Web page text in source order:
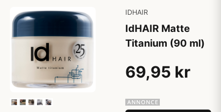
IDHAIR
IdHAIR Matte
Titanium (90 ml)
69,95 kr